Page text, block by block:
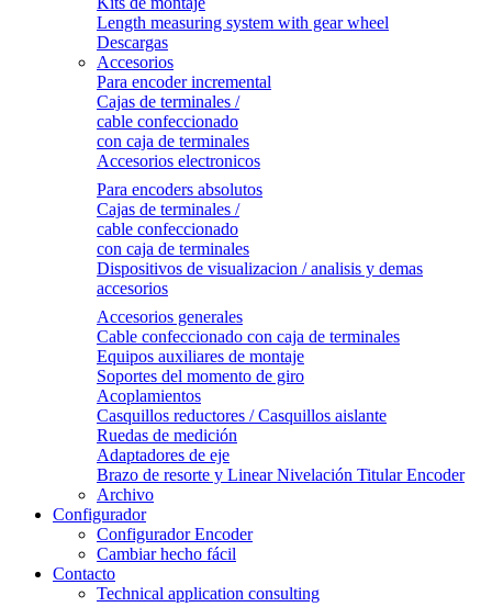
Length measuring system with gear wheel
Descargas
Accesorios
Para encoder incremental
Cajas de terminales /
cable confeccionado
con caja de terminales
Accesorios electronicos
Para encoders absolutos
Cajas de terminales /
cable confeccionado
con caja de terminales
Dispositivos de visualizacion / analisis y demas
accesorios
Accesorios generales
Cable confeccionado con caja de terminales
Equipos auxiliares de montaje
Soportes del momento de giro
Acoplamientos
Casquillos reductores / Casquillos aislante
Ruedas de medición
Adaptadores de eje
Brazo de resorte y Linear Nivelación Titular Encoder
Archivo
Configurador
Configurador Encoder
Cambiar hecho fácil
Contacto
Technical application consulting